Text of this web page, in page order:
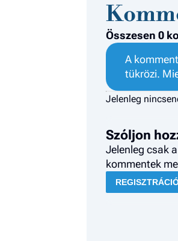
Összesen 0
A
tükrözi.
Jelenleg
Szóljon
Jelenleg csak
kommentek